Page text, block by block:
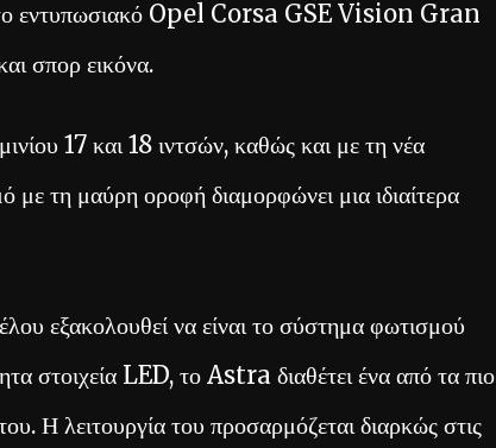
το εντυπωσιακό Opel Corsa GSE Vision Gran
σπορ εικόνα.
17 και 18 ιντσών, καθώς και με τη νέα
μαύρη οροφή διαμορφώνει μια ιδιαίτερα
εξακολουθεί να είναι το σύστημα φωτισμού
LED, το Astra διαθέτει ένα από τα πιο
Η λειτουργία του προσαρμόζεται διαρκώς στις